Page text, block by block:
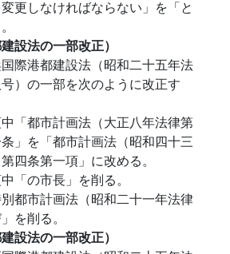
更しなければならない」を「と
設法の一部改正）
際港都建設法（昭和二十五年法
）の一部を次のように改正す
「都市計画法（大正八年法律第
」を「都市計画法（昭和四十三
四条第一項」に改める。
「の市長」を削る。
都市計画法（昭和二十一年法律
を削る。
設法の一部改正）